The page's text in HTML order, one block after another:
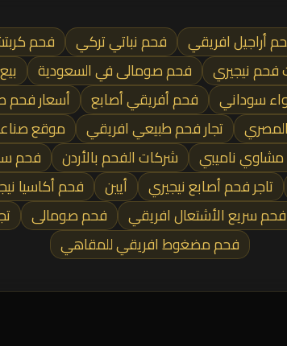
أراجيل افريقي فحم نباتي تركي فحم
فحم نيجيري فحم صومالى في السعودية
سوداني فحم أفريقي أصابع أسعار فحم
تجار فحم طبيعي افريقي موقع
ناميبي شركات الفحم بالأردن فحم
تاجر فحم أصابع نيجيري أيين فحم أكاسيا
فحم سريع الأشتعال افريقي فحم صومالى
فحم مضغوط افريقي للمقاهي